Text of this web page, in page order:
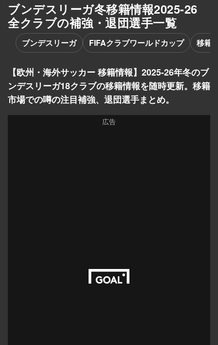
ブンデスリーガ冬移籍情報2025-26
全クラブの補強・退団選手一覧
ブンデスリーガ FIFAクラブワールドカップ 移籍
【欧州・海外サッカー 移籍情報】2025-26年冬のブ
ンデスリーガ18クラブの移籍情報を随時更新。移籍
市場での噂の注目補強、退団選手まとめ。